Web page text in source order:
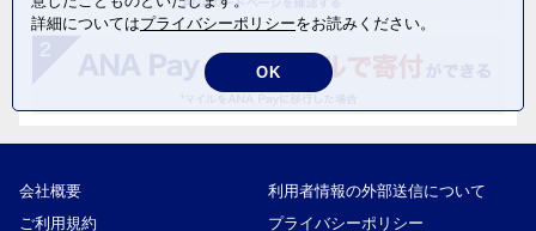
会社概要
利用者情報の外部送信について
ご利用規約
プライバシーポリシー
詳細についてはプライバシーポリシーをお読みください。
OK